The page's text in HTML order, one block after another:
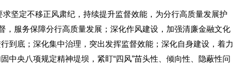
坚定不移正风肃纪，持续提升监督效能，为分行高质量发展护
，服务保障分行高质量发展；深化作风建设，加强清廉金融文化
到底；深化集中治理，突出发挥监督效能；深化自身建设，着力
中央八项规定精神堤坝，紧盯“四风”苗头性、倾向性、隐蔽性问